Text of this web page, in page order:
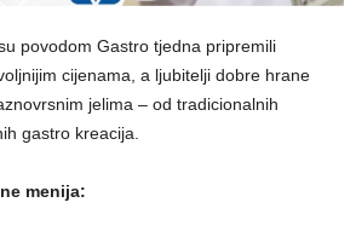
povodom Gastro tjedna pripremili
cijenama, a ljubitelji dobre hrane
jelima – od tradicionalnih
gastro kreacija.
menija: